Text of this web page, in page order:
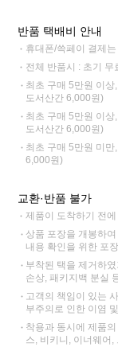
반품 택배비 안내
휴대폰/쓱페이 결제
전체 반품시 : 초기
최초 구매 5만원 이
도서산간 6,000원)
최초 구매 5만원 이
도서산간 6,000원)
최초 구매 5만원 미
6,000원)
교환·반품 불가
제품이 도착하기 전
상품 포장을 개봉하
내용 확인을 위한 포
부착된 택을 제거하
손상, 패키지백 분실
고객의 책임이 있는
부주의로 인한 이염
착용과 동시에 제품
스, 비키니, 이너웨어,